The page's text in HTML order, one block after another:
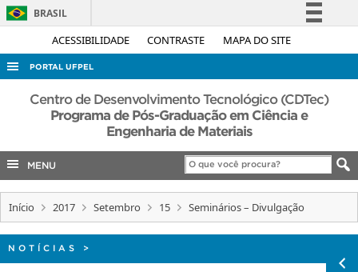
ACESSIBILIDADE CONTRASTE MAPA DO SITE
BRASIL
Simplifique!
Acesso à informação
Legislação
Canais
PORTAL UFPEL
ACESSO À INFORMAÇÃO
AUDITORIA
EDITAIS
Centro de Desenvolvimento Tecnológico (CDTec)
Programa de Pós-Graduação em Ciência e
Engenharia de Materiais
MENU
Início 2017 Setembro 15 Seminários – Divulgação
NOTÍCIAS >